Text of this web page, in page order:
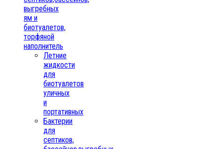
выгребных
ям и
биотуалетов,
торфяной
наполнитель
Летние
жидкости
для
биотуалетов
уличных
и
портативных
Бактерии
для
септиков,